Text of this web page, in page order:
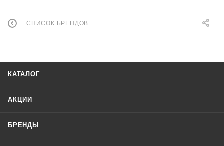
СПИСОК БРЕНДОВ
КАТАЛОГ
АКЦИИ
БРЕНДЫ